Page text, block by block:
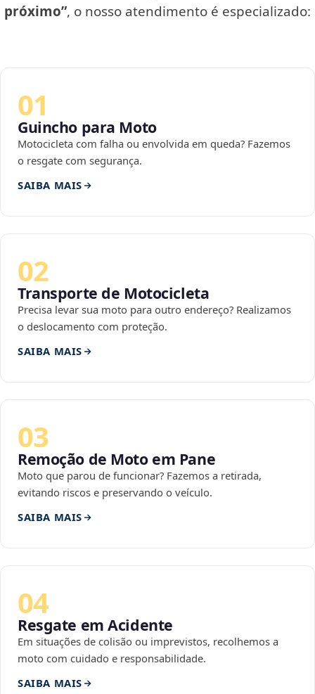
próximo”, o nosso atendimento é especializado:
01
Guincho para Moto
Motocicleta com falha ou envolvida em queda? Fazemos
o resgate com segurança.
SAIBA MAIS
02
Transporte de Motocicleta
Precisa levar sua moto para outro endereço? Realizamos
o deslocamento com proteção.
SAIBA MAIS
03
Remoção de Moto em Pane
Moto que parou de funcionar? Fazemos a retirada,
evitando riscos e preservando o veículo.
SAIBA MAIS
04
Resgate em Acidente
Em situações de colisão ou imprevistos, recolhemos a
moto com cuidado e responsabilidade.
SAIBA MAIS